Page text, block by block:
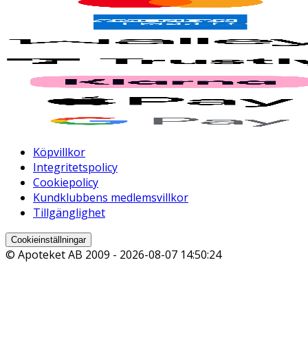
Köpvillkor
Integritetspolicy
Cookiepolicy
Kundklubbens medlemsvillkor
Tillgänglighet
Cookieinställningar
© Apoteket AB 2009 - 2026-08-07 14:50:24